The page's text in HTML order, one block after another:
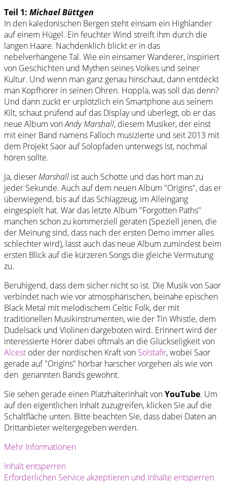
Teil 1: Michael Büttgen
In den kaledonischen Bergen steht einsam ein Highlander
auf einem Hügel. Ein feuchter Wind streift ihm durch die
langen Haare. Nachdenklich blickt er in das
nebelverhangene Tal. Wie ein einsamer Wanderer, inspiriert
von Geschichten und Mythen seines Volkes und seiner
Kultur. Und wenn man ganz genau hinschaut, dann entdeckt
man Kopfhörer in seinen Ohren. Hoppla, was soll das denn?
Und dann zückt er urplötzlich ein Smartphone aus seinem
Kilt, schaut prüfend auf das Display und überlegt, ob er das
neue Album vonAndy Marshall, diesem Musiker, der einst
mit einer Band namens Falloch musizierte und seit 2013 mit
dem Projekt Saor auf Solopfaden unterwegs ist, nochmal
hören sollte.
Ja, dieser Marshall ist auch Schotte und das hört man zu
jeder Sekunde. Auch auf dem neuen Album "Origins", das er
überwiegend, bis auf das Schlagzeug, im Alleingang
eingespielt hat. War das letzte Album "Forgotten Paths"
manchen schon zu kommerziell geraten (Speziell jenen, die
der Meinung sind, dass nach der ersten Demo immer alles
schlechter wird), lässt auch das neue Album zumindest beim
ersten Blick auf die kürzeren Songs die gleiche Vermutung
zu.
Beruhigend, dass dem sicher nicht so ist. Die Musik von Saor
verbindet nach wie vor atmosphärischen, beinahe epischen
Black Metal mit melodischem Celtic Folk, der mit
traditionellen Musikinstrumenten, wie der Tin Whistle, dem
Dudelsack und Violinen dargeboten wird. Erinnert wird der
interessierte Hörer dabei oftmals an die Glückseligkeit von
Alcest oder der nordischen Kraft von Solstafir, wobei Saor
gerade auf "Origins" hörbar harscher vorgehen als wie von
den genannten Bands gewohnt.
Sie sehen gerade einen Platzhalterinhalt vonYouTube. Um
auf den eigentlichen Inhalt zuzugreifen, klicken Sie auf die
Schaltfläche unten. Bitte beachten Sie, dass dabei Daten an
Drittanbieter weitergegeben werden.
Mehr Informationen
Inhalt entsperren
Erforderlichen Service akzeptieren und Inhalte entsperren